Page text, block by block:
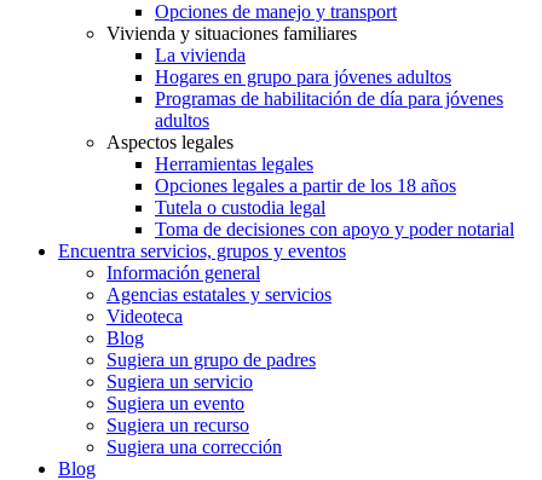
Opciones de manejo y transport
Vivienda y situaciones familiares
La vivienda
Hogares en grupo para jóvenes adultos
Programas de habilitación de día para jóvenes
adultos
Aspectos legales
Herramientas legales
Opciones legales a partir de los 18 años
Tutela o custodia legal
Toma de decisiones con apoyo y poder notarial
Encuentra servicios, grupos y eventos
Información general
Agencias estatales y servicios
Videoteca
Blog
Sugiera un grupo de padres
Sugiera un servicio
Sugiera un evento
Sugiera un recurso
Sugiera una corrección
Blog